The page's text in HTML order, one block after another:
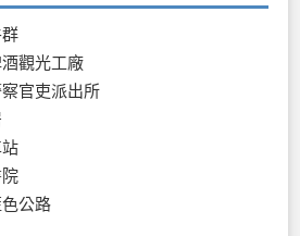
觀光工廠
官吏派出所
公路